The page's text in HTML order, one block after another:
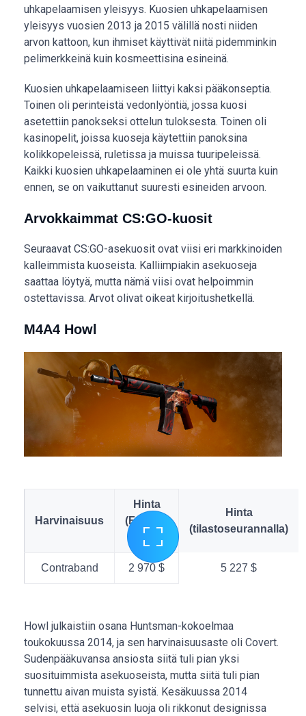
uhkapelaamisen yleisyys. Kuosien uhkapelaamisen
yleisyys vuosien 2013 ja 2015 välillä nosti niiden
arvon kattoon, kun ihmiset käyttivät niitä pidemminkin
pelimerkkeinä kuin kosmeettisina esineinä.
Kuosien uhkapelaamiseen liittyi kaksi pääkonseptia.
Toinen oli perinteistä vedonlyöntiä, jossa kuosi
asetettiin panokseksi ottelun tuloksesta. Toinen oli
kasinopelit, joissa kuoseja käytettiin panoksina
kolikkopeleissä, ruletissa ja muissa tuuripeleissä.
Kaikki kuosien uhkapelaaminen ei ole yhtä suurta kuin
ennen, se on vaikuttanut suuresti esineiden arvoon.
Arvokkaimmat CS:GO-kuosit
Seuraavat CS:GO-asekuosit ovat viisi eri markkinoiden
kalleimmista kuoseista. Kalliimpiakin asekuoseja
saattaa löytyä, mutta nämä viisi ovat helpoimmin
ostettavissa. Arvot olivat oikeat kirjoitushetkellä.
M4A4 Howl
Harvinaisuus
Hinta
(Factory
New)
Hinta
(tilastoseurannalla)
Contraband 2 970 $ 5 227 $
Howl julkaistiin osana Huntsman-kokoelmaa
toukokuussa 2014, ja sen harvinaisuusaste oli Covert.
Sudenpääkuvansa ansiosta siitä tuli pian yksi
suosituimmista asekuoseista, mutta siitä tuli pian
tunnettu aivan muista syistä. Kesäkuussa 2014
selvisi, että asekuosin luoja oli rikkonut designissa